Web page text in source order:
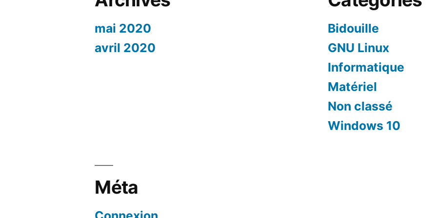
mai 2020
avril 2020
Bidouille
GNU Linux
Informatique
Matériel
Non classé
Windows 10
Méta